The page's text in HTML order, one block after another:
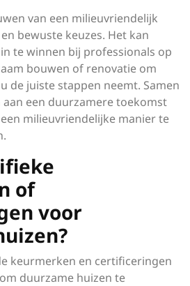
van een milieuvriendelijk
bewuste keuzes. Het kan
te winnen bij professionals op
bouwen of renovatie om
de juiste stappen neemt. Samen
een duurzamere toekomst
milieuvriendelijke manier te
of
voor
keurmerken en certificeringen
duurzame huizen te